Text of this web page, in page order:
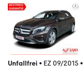
Unfallfrei • EZ 09/2015 •